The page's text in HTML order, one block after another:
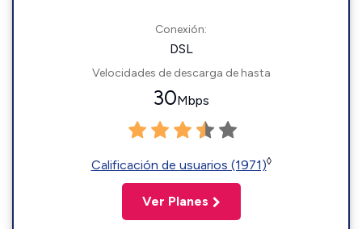
Conexión:
DSL
Velocidades de descarga de hasta
30Mbps
Calificación de usuarios (1971)◊
Ver Planes